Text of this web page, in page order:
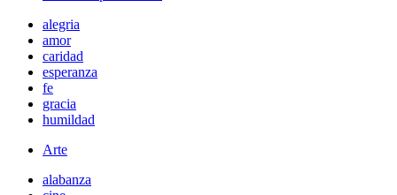
alegria
amor
caridad
esperanza
fe
gracia
humildad
Arte
alabanza